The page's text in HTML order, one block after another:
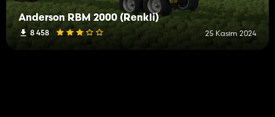
Anderson RBM 2000 (Renkli)
8 458 25 Kasım 2024